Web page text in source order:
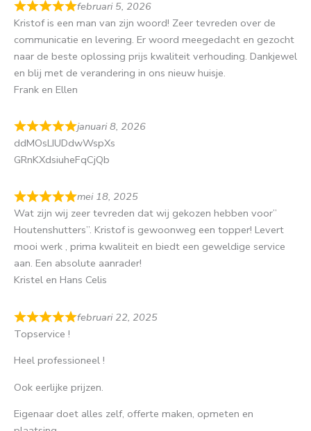
februari 5, 2026
Kristof is een man van zijn woord! Zeer tevreden over de
communicatie en levering. Er woord meegedacht en gezocht
naar de beste oplossing prijs kwaliteit verhouding. Dankjewel
en blij met de verandering in ons nieuw huisje.
Frank en Ellen
januari 8, 2026
ddMOsLIUDdwWspXs
GRnKXdsiuheFqCjQb
mei 18, 2025
Wat zijn wij zeer tevreden dat wij gekozen hebben voor”
Houtenshutters”. Kristof is gewoonweg een topper! Levert
mooi werk , prima kwaliteit en biedt een geweldige service
aan. Een absolute aanrader!
Kristel en Hans Celis
februari 22, 2025
Topservice !
Heel professioneel !
Ook eerlijke prijzen.
Eigenaar doet alles zelf, offerte maken, opmeten en